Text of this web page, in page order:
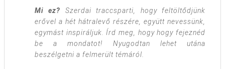
Mi ez? Szerdai traccsparti, hogy feltöltődjünk
erővel a hét hátralevő részére, együtt nevessünk,
egymást inspiráljuk. Írd meg, hogy hogy fejeznéd
be a mondatot! Nyugodtan lehet utána
beszélgetni a felmerült témáról.